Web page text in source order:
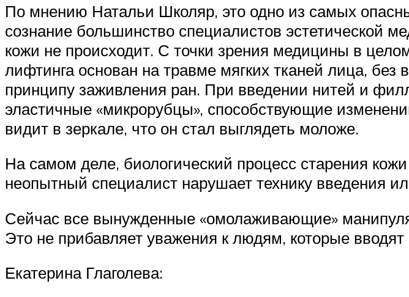
По мнению Натальи Школяр, это одно из самых
сознание большинство специалистов эстетической
кожи не происходит. С точки зрения медицины в
лифтинга основан на травме мягких тканей лица,
принципу заживления ран. При введении нитей и
эластичные «микрорубцы», способствующие
видит в зеркале, что он стал выглядеть моложе.
На самом деле, биологический процесс старения
неопытный специалист нарушает технику введения
Сейчас все вынужденные «омолаживающие»
Это не прибавляет уважения к людям, которые
Екатерина Глаголева: